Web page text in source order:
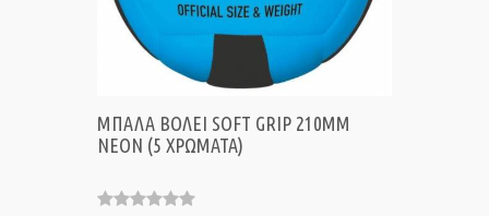
ΜΠΑΛΑ ΒΟΛΕΙ SOFT GRIP 210MM
NEON (5 ΧΡΩΜΑΤΑ)